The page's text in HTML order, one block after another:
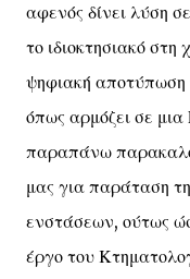
αφενός δίνει λύση
το ιδιοκτησιακό
ψηφιακή αποτύπωση
όπως αρμόζει σε
παραπάνω
μας για παράταση
ενστάσεων, ούτως
έργο του